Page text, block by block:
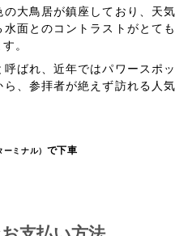
大鳥居が鎮座しており、天気
面とのコントラストがとても
。
呼ばれ、近年ではパワースポッ
ら、参拝者が絶えず訪れる人気
ーミナル） で下車